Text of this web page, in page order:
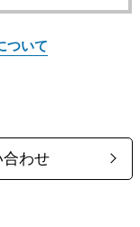
ついて
合わせ